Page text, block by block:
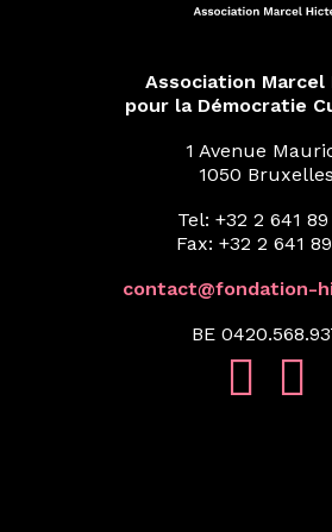
Association Marcel
pour la Démocratie
1 Avenue
1050 Bruxelles
Tel: +32 2 641
Fax: +32 2 641
contact@fondation-
BE